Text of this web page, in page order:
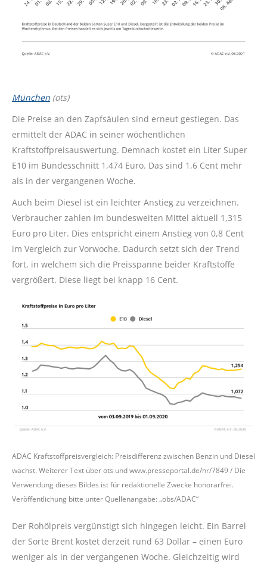
München (ots)
Die Preise an den Zapfsäulen sind erneut gestiegen. Das
ermittelt der ADAC in seiner wöchentlichen
Kraftstoffpreisauswertung. Demnach kostet ein Liter Super
E10 im Bundesschnitt 1,474 Euro. Das sind 1,6 Cent mehr
als in der vergangenen Woche.
Auch beim Diesel ist ein leichter Anstieg zu verzeichnen.
Verbraucher zahlen im bundesweiten Mittel aktuell 1,315
Euro pro Liter. Dies entspricht einem Anstieg von 0,8 Cent
im Vergleich zur Vorwoche. Dadurch setzt sich der Trend
fort, in welchem sich die Preisspanne beider Kraftstoffe
vergrößert. Diese liegt bei knapp 16 Cent.
ADAC Kraftstoffpreisvergleich: Preisdifferenz zwischen Benzin und Diesel
wächst. Weiterer Text über ots und www.presseportal.de/nr/7849 / Die
Verwendung dieses Bildes ist für redaktionelle Zwecke honorarfrei.
Veröffentlichung bitte unter Quellenangabe: „obs/ADAC“
Der Rohölpreis vergünstigt sich hingegen leicht. Ein Barrel
der Sorte Brent kostet derzeit rund 63 Dollar – einen Euro
weniger als in der vergangenen Woche. Gleichzeitig wird